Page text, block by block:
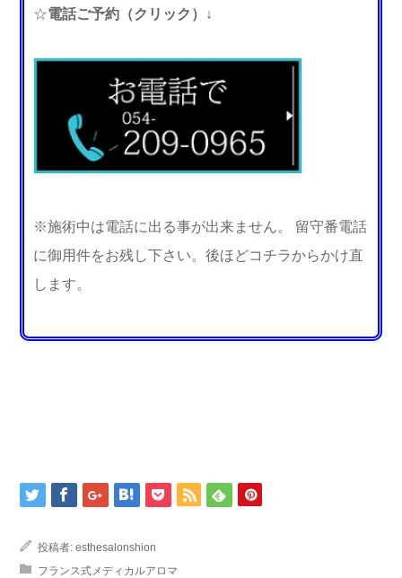
☆電話ご予約（クリック）↓
※施術中は電話に出る事が出来ません。 留守番電話
に御用件をお残し下さい。後ほどコチラからかけ直
します。
投稿者: esthesalonshion
フランス式メディカルアロマ